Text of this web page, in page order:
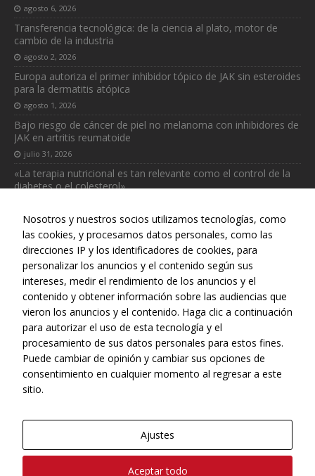
agosto 6, 2026
Transferencia tecnológica: de la ciencia al plato, motor de
cambio de la industria
agosto 2, 2026
Europa autoriza el primer inhibidor tópico de JAK sin esteroides
para la dermatitis atópica
agosto 1, 2026
Bajo riesgo de cáncer de piel no melanoma con inhibidores de
JAK en artritis reumatoide
julio 31, 2026
«La terapia nutricional es tan relevante como el control de la
diabetes o el colesterol»
Web realizada con el patrocinio del Centro Español de Derechos
Reprográficos
Nosotros y nuestros socios utilizamos tecnologías, como
las cookies, y procesamos datos personales, como las
direcciones IP y los identificadores de cookies, para
personalizar los anuncios y el contenido según sus
intereses, medir el rendimiento de los anuncios y el
contenido y obtener información sobre las audiencias que
vieron los anuncios y el contenido. Haga clic a continuación
para autorizar el uso de esta tecnología y el
procesamiento de sus datos personales para estos fines.
Puede cambiar de opinión y cambiar sus opciones de
consentimiento en cualquier momento al regresar a este
sitio.
Ajustes
Aceptar todo